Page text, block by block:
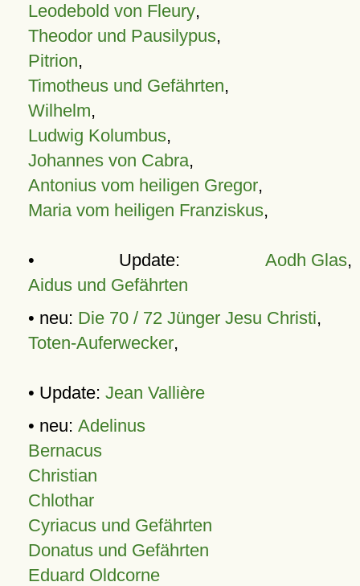
Leodebold von Fleury,
Theodor und Pausilypus,
Pitrion,
Timotheus und Gefährten,
Wilhelm,
Ludwig Kolumbus,
Johannes von Cabra,
Antonius vom heiligen Gregor,
Maria vom heiligen Franziskus,
• Update: Aodh Glas,
Aidus und Gefährten
• neu: Die 70 / 72 Jünger Jesu Christi,
Toten-Auferwecker,
• Update: Jean Vallière
• neu: Adelinus
Bernacus
Christian
Chlothar
Cyriacus und Gefährten
Donatus und Gefährten
Eduard Oldcorne